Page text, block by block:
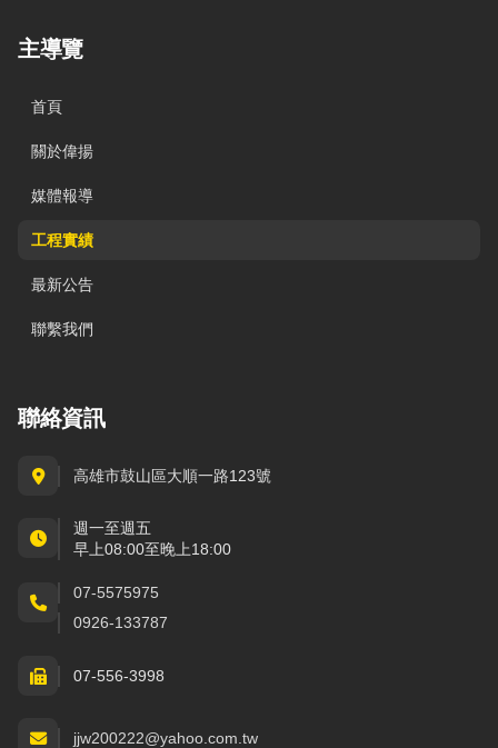
主導覽
首頁
關於偉揚
媒體報導
工程實績
最新公告
聯繫我們
聯絡資訊
高雄市鼓山區大順一路123號
週一至週五
早上08:00至晚上18:00
07-5575975
0926-133787
07-556-3998
jjw200222@yahoo.com.tw